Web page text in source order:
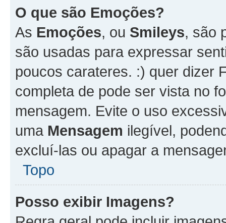
O que são Emoções?
As Emoções, ou Smileys, são
são usadas para expressar
poucos carateres. :) quer dizer
completa de pode ser vista no
mensagem. Evite o uso
uma Mensagem ilegível,
excluí-las ou apagar a
Topo
Posso exibir Imagens?